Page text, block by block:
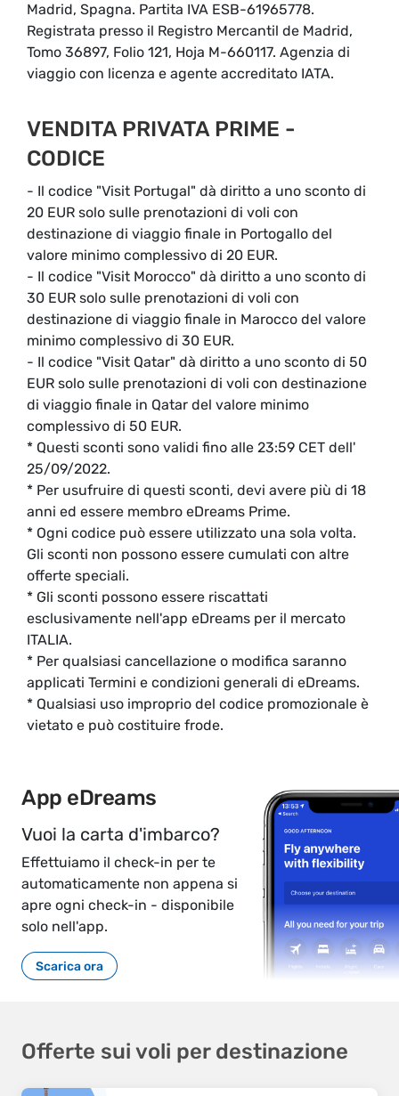
Madrid, Spagna. Partita IVA ESB-61965778.
Registrata presso il Registro Mercantil de Madrid,
Tomo 36897, Folio 121, Hoja M-660117. Agenzia di
viaggio con licenza e agente accreditato IATA.
VENDITA PRIVATA PRIME -
CODICE
- Il codice "Visit Portugal" dà diritto a uno sconto di
20 EUR solo sulle prenotazioni di voli con
destinazione di viaggio finale in Portogallo del
valore minimo complessivo di 20 EUR.
- Il codice "Visit Morocco" dà diritto a uno sconto di
30 EUR solo sulle prenotazioni di voli con
destinazione di viaggio finale in Marocco del valore
minimo complessivo di 30 EUR.
- Il codice "Visit Qatar" dà diritto a uno sconto di 50
EUR solo sulle prenotazioni di voli con destinazione
di viaggio finale in Qatar del valore minimo
complessivo di 50 EUR.
* Questi sconti sono validi fino alle 23:59 CET dell'
25/09/2022.
* Per usufruire di questi sconti, devi avere più di 18
anni ed essere membro eDreams Prime.
* Ogni codice può essere utilizzato una sola volta.
Gli sconti non possono essere cumulati con altre
offerte speciali.
* Gli sconti possono essere riscattati
esclusivamente nell'app eDreams per il mercato
ITALIA.
* Per qualsiasi cancellazione o modifica saranno
applicati Termini e condizioni generali di eDreams.
* Qualsiasi uso improprio del codice promozionale è
vietato e può costituire frode.
App eDreams
Vuoi la carta d'imbarco?
Effettuiamo il check-in per te
automaticamente non appena si
apre ogni check-in - disponibile
solo nell'app.
Scarica ora
Offerte sui voli per destinazione